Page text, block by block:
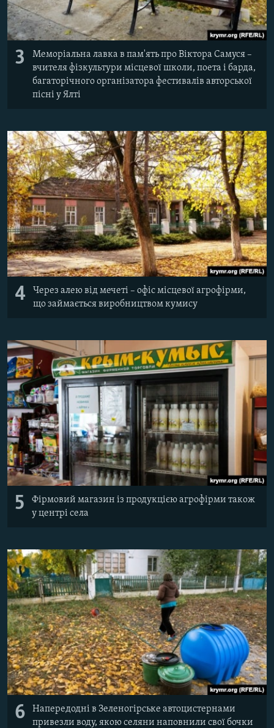
3
Меморіальна лавка в пам'ять про Віктора Самуся –
вчителя фізкультури місцевої школи, поета і барда,
багаторічного організатора фестивалів авторської
пісні у Ялті
4
Через алею від мечеті – офіс місцевої агрофірми,
що займається виробництвом кумису
5
Фірмовий магазин із продукцією агрофірми також
у центрі села
6
Напередодні в Зеленогірське автоцистернами
привезли воду, якою селяни наповнили свої бочки